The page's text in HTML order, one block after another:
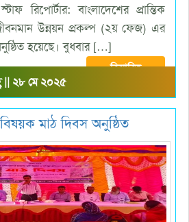
রিপোর্টার: বাংলাদেশের প্রান্তিক
উন্নয়ন প্রকল্প (২য় ফেজ) এর
হয়েছে। বুধবার […]
বিস্তারিত
|| ২৮ মে ২০২৫
মাঠ দিবস অনুষ্ঠিত